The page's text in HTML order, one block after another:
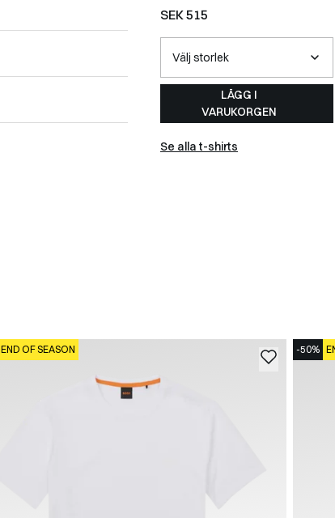
WHITE
SEK 515
LÄGG I
VARUKORGEN
Se alla t-shirts
END OF SEASON -50%